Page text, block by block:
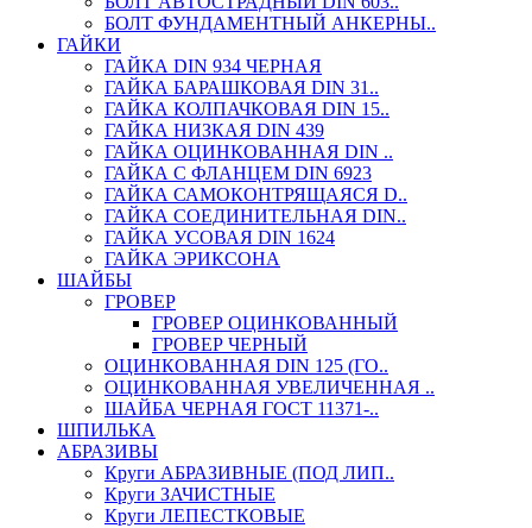
БОЛТ ФУНДАМЕНТНЫЙ АНКЕРНЫ..
ГАЙКИ
ГАЙКА DIN 934 ЧЕРНАЯ
ГАЙКА БАРАШКОВАЯ DIN 31..
ГАЙКА КОЛПАЧКОВАЯ DIN 15..
ГАЙКА НИЗКАЯ DIN 439
ГАЙКА ОЦИНКОВАННАЯ DIN ..
ГАЙКА С ФЛАНЦЕМ DIN 6923
ГАЙКА САМОКОНТРЯЩАЯСЯ D..
ГАЙКА СОЕДИНИТЕЛЬНАЯ DIN..
ГАЙКА УСОВАЯ DIN 1624
ГАЙКА ЭРИКСОНА
ШАЙБЫ
ГРОВЕР
ГРОВЕР ОЦИНКОВАННЫЙ
ГРОВЕР ЧЕРНЫЙ
ОЦИНКОВАННАЯ DIN 125 (ГО..
ОЦИНКОВАННАЯ УВЕЛИЧЕННАЯ ..
ШАЙБА ЧЕРНАЯ ГОСТ 11371-..
ШПИЛЬКА
АБРАЗИВЫ
Круги АБРАЗИВНЫЕ (ПОД ЛИП..
Круги ЗАЧИСТНЫЕ
Круги ЛЕПЕСТКОВЫЕ